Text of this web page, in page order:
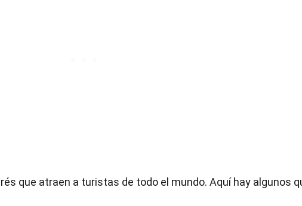
que atraen a turistas de todo el mundo. Aquí hay algunos